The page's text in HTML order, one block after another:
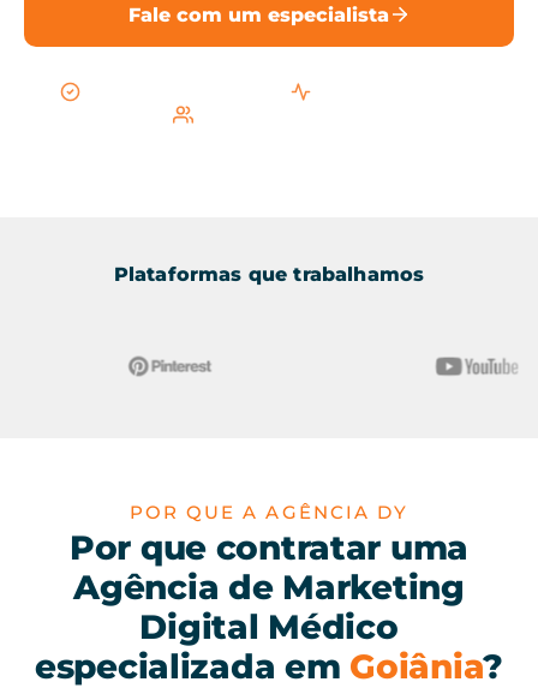
Fale com um especialista
Equipe especializada
Plataformas que trabalhamos
POR QUE A AGÊNCIA DY
Por que contratar uma
Agência de Marketing
Digital Médico
especializada em Goiânia?